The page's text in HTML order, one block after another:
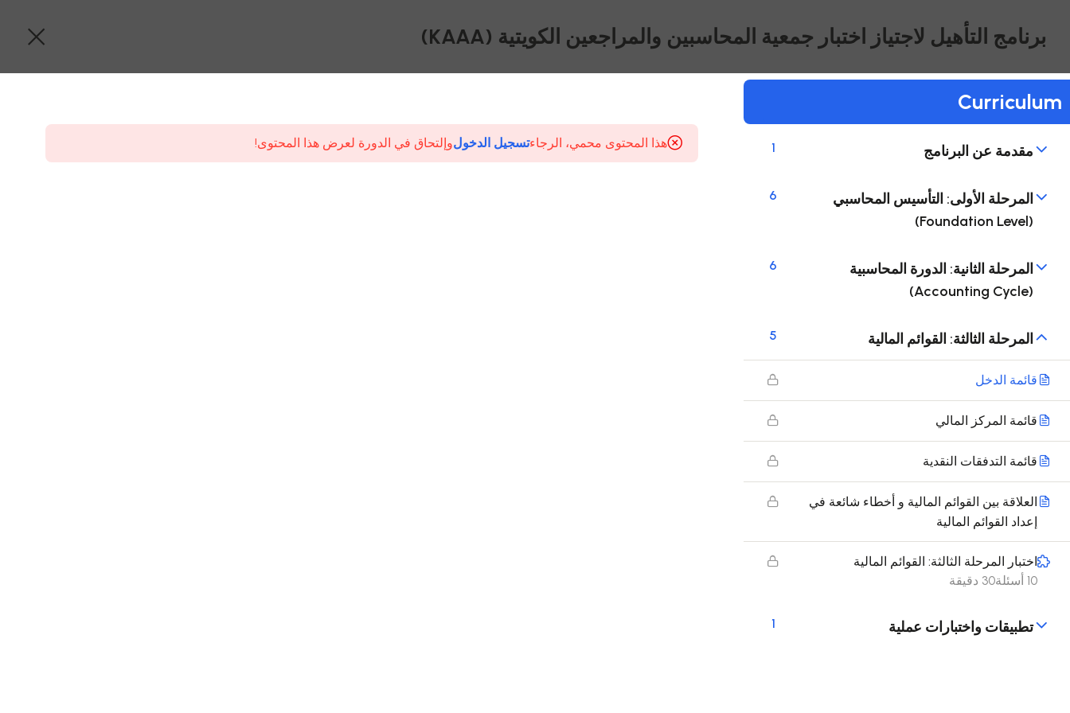
مقدمة عن البرنامج 1
المرحلة الأولى: التأسيس المحاسبي
(Foundation Level)
6
المرحلة الثانية: الدورة المحاسبية
(Accounting Cycle)
6
المرحلة الثالثة: القوائم المالية 5
قائمة الدخل
قائمة المركز المالي
قائمة التدفقات النقدية
العلاقة بين القوائم المالية و أخطاء شائعة في
إعداد القوائم المالية
اختبار المرحلة الثالثة: القوائم المالية
30 دقيقة
10 أسئلة
تطبيقات واختبارات عملية 1
برنامج التأهيل لاجتياز اختبار جمعية المحاسبين والمراجعين الكويتية (KAAA)
Curriculum
هذا المحتوى محمي، الرجاءتسجيل الدخولوإلتحاق في الدورة لعرض هذا المحتوى!